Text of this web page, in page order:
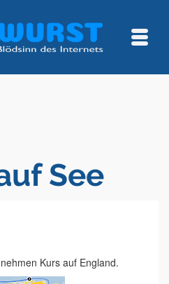
See
Kurs auf England.